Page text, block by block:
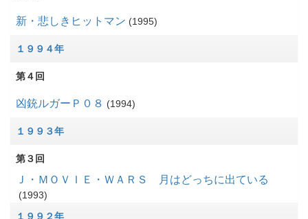
新・悲しきヒットマン 1995
１９９４年
第４回
凶銃ルガーＰ０８ 1994
１９９３年
第３回
Ｊ・ＭＯＶＩＥ・ＷＡＲＳ 月はどっちに出ている
1993
１９９２年